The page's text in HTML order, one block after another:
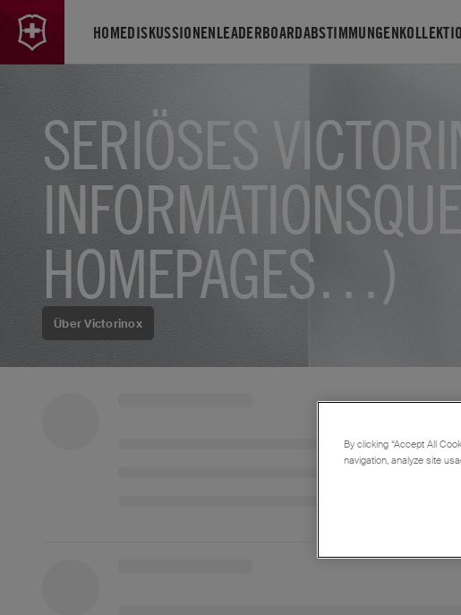
HOMEDISKUSSIONENLEADERBOARDABSTIMMUNGEN
Über Victorinox
SERIÖSES
HOMEPAGES…)
By clicking “Accept All
navigation, analyze site